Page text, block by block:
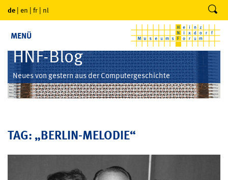
de | en | fr | nl
MENÜ
HNF-Blog
Neues von gestern aus der Computergeschichte
TAG: „BERLIN-MELODIE“